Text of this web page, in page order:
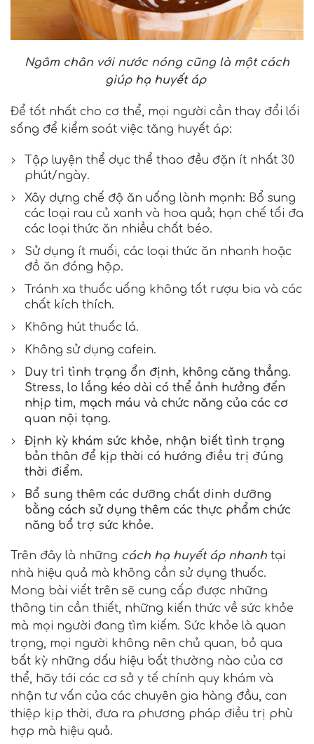
Ngâm chân với nước nóng cũng là một cách
giúp hạ huyết áp
Để tốt nhất cho cơ thể, mọi người cần thay đổi lối
sống để kiểm soát việc tăng huyết áp:
Tập luyện thể dục thể thao đều đặn ít nhất 30
phút/ngày.
Xây dựng chế độ ăn uống lành mạnh: Bổ sung
các loại rau củ xanh và hoa quả; hạn chế tối đa
các loại thức ăn nhiều chất béo.
Sử dụng ít muối, các loại thức ăn nhanh hoặc
đồ ăn đóng hộp.
Tránh xa thuốc uống không tốt rượu bia và các
chất kích thích.
Không hút thuốc lá.
Không sử dụng cafein.
Duy trì tình trạng ổn định, không căng thẳng.
Stress, lo lắng kéo dài có thể ảnh hưởng đến
nhịp tim, mạch máu và chức năng của các cơ
quan nội tạng.
Định kỳ khám sức khỏe, nhận biết tình trạng
bản thân để kịp thời có hướng điều trị đúng
thời điểm.
Bổ sung thêm các dưỡng chất dinh dưỡng
bằng cách sử dụng thêm các thực phẩm chức
năng bổ trợ sức khỏe.
Trên đây là những cách hạ huyết áp nhanh tại
nhà hiệu quả mà không cần sử dụng thuốc.
Mong bài viết trên sẽ cung cấp được những
thông tin cần thiết, những kiến thức về sức khỏe
mà mọi người đang tìm kiếm. Sức khỏe là quan
trọng, mọi người không nên chủ quan, bỏ qua
bất kỳ những dấu hiệu bất thường nào của cơ
thể, hãy tới các cơ sở y tế chính quy khám và
nhận tư vấn của các chuyên gia hàng đầu, can
thiệp kịp thời, đưa ra phương pháp điều trị phù
hợp mà hiệu quả.